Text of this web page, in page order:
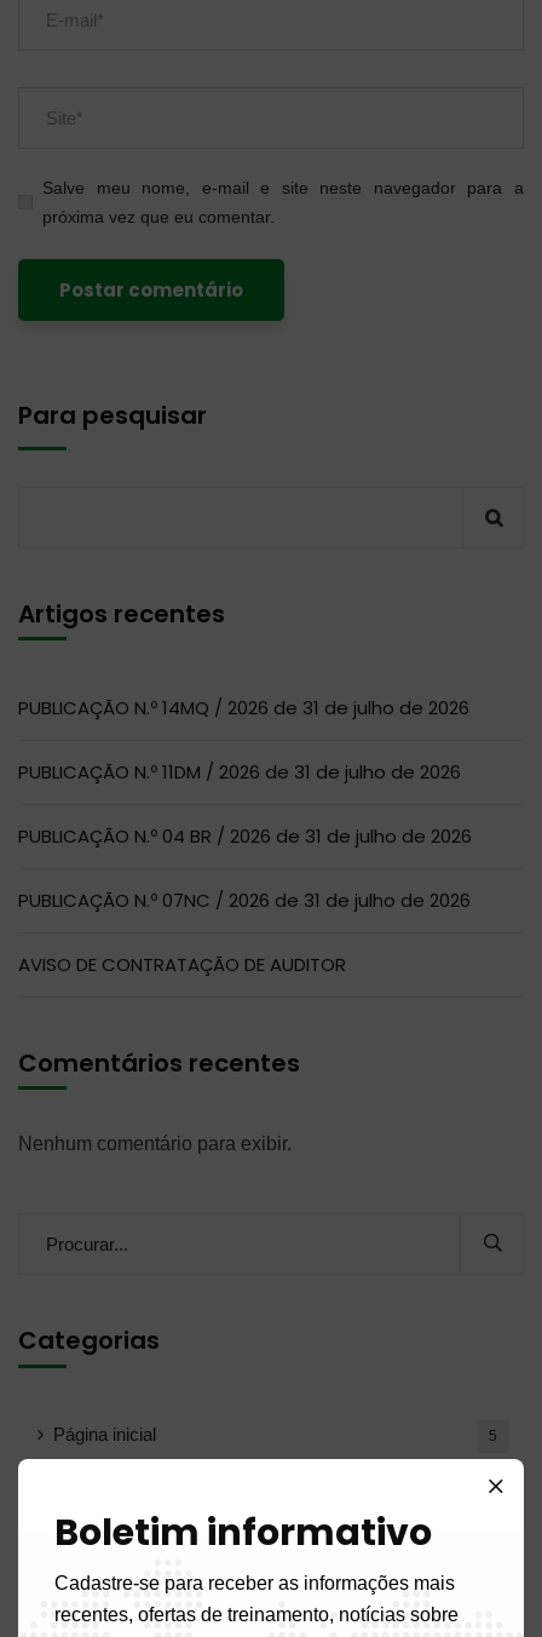
Salve meu nome, e-mail e site neste navegador para a
próxima vez que eu comentar.
Para pesquisar
Artigos recentes
PUBLICAÇÃO N.º 14MQ / 2026 de 31 de julho de 2026
PUBLICAÇÃO N.º 11DM / 2026 de 31 de julho de 2026
PUBLICAÇÃO N.º 04 BR / 2026 de 31 de julho de 2026
PUBLICAÇÃO N.º 07NC / 2026 de 31 de julho de 2026
AVISO DE CONTRATAÇÃO DE AUDITOR
Comentários recentes
Nenhum comentário para exibir.
Categorias
Página inicial 5
108
Benigno
Boletim informativo
Cadastre-se para receber as informações mais
recentes, ofertas de treinamento, notícias sobre